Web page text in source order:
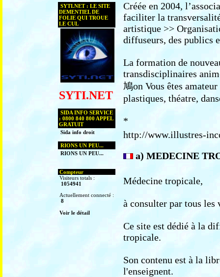
SYTI.NET : LE SITE
DEMENTIEL DE
FOLIE QUI TROUE
LE CUL
SYTI.NET
SIDA INFO SERVICE
: 0800 840 800 APPEL
GRATUIT
Sida info droit
RIONS UN PEU...
RIONS UN PEU...
Compteur
Visiteurs totals :
1054941
Actuellement connecté :
8
Voir le détail
Créée en 2004,
faciliter la
artistique >>
diffuseurs, des publics
La formation de
transdisciplinaires
鳩on Vous êtes
plastiques, théatre,
*
http://www.illustres-
a) MEDECINE
Médecine tropicale,
à consulter par tous les
Ce site est dédié à la
tropicale.
Son contenu est à la
l'enseignent.